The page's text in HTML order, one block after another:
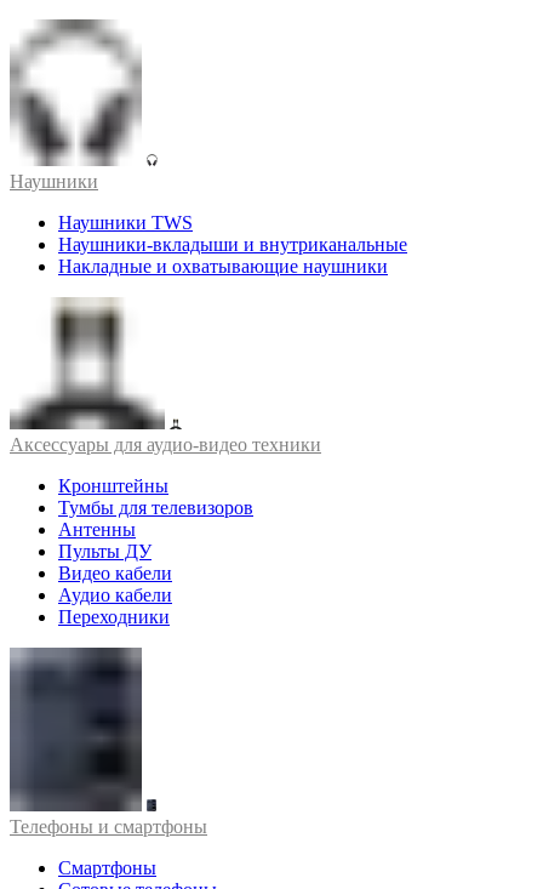
Наушники
Наушники TWS
Наушники-вкладыши и внутриканальные
Накладные и охватывающие наушники
Аксессуары для аудио-видео техники
Кронштейны
Тумбы для телевизоров
Антенны
Пульты ДУ
Видео кабели
Аудио кабели
Переходники
Телефоны и смартфоны
Смартфоны